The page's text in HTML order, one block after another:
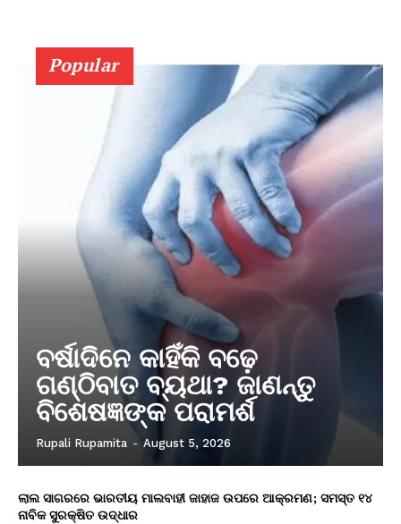
Popular
ବର୍ଷାଦିନେ କାହିଁକି ବଢ଼େ
ଗଣ୍ଠିବାତ ବ୍ୟଥା? ଜାଣନ୍ତୁ
ବିଶେଷଜ୍ଞଙ୍କ ପରାମର୍ଶ
Rupali Rupamita - August 5, 2026
ଲାଲ ସାଗରରେ ଭାରତୀୟ ମାଲବାହୀ ଜାହାଜ ଉପରେ ଆକ୍ରମଣ; ସମସ୍ତ ୧୪
ନାବିକ ସୁରକ୍ଷିତ ଉଦ୍ଧାର